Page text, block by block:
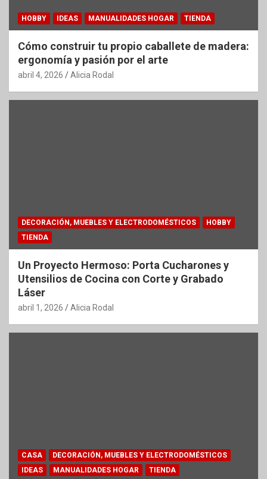
HOBBY IDEAS MANUALIDADES HOGAR TIENDA
Cómo construir tu propio caballete de madera:
ergonomía y pasión por el arte
abril 4, 2026 Alicia Rodal
DECORACIÓN, MUEBLES Y ELECTRODOMÉSTICOS
HOBBY
TIENDA
Un Proyecto Hermoso: Porta Cucharones y
Utensilios de Cocina con Corte y Grabado
Láser
abril 1, 2026 Alicia Rodal
CASA
DECORACIÓN, MUEBLES Y ELECTRODOMÉSTICOS
IDEAS
MANUALIDADES HOGAR TIENDA